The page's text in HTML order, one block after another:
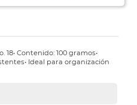
18• Contenido: 100 gramos•
Ideal para organización